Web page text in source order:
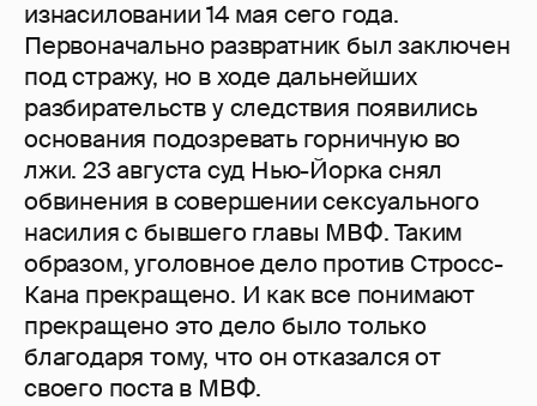
изнасиловании 14 мая сего года.
Первоначально развратник был заключен
под стражу, но в ходе дальнейших
разбирательств у следствия появились
основания подозревать горничную во
лжи. 23 августа суд Нью-Йорка снял
обвинения в совершении сексуального
насилия с бывшего главы МВФ. Таким
образом, уголовное дело против Стросс-
Кана прекращено. И как все понимают
прекращено это дело было только
благодаря тому, что он отказался от
своего поста в МВФ.